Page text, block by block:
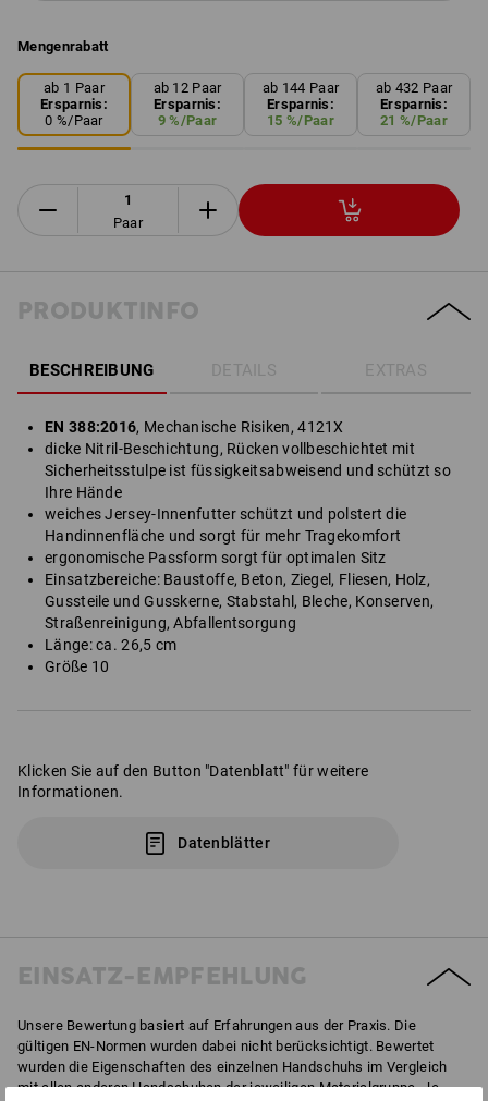
Mengenrabatt
ab 1 Paar
Ersparnis:
0 %/Paar
ab 12 Paar
Ersparnis:
9 %/Paar
ab 144 Paar
Ersparnis:
15 %/Paar
ab 432 Paar
Ersparnis:
21 %/Paar
Paar
PRODUKTINFO
BESCHREIBUNG DETAILS EXTRAS
EN 388:2016, Mechanische Risiken, 4121X
dicke Nitril-Beschichtung, Rücken vollbeschichtet mit
Sicherheitsstulpe ist füssigkeitsabweisend und schützt so
Ihre Hände
weiches Jersey-Innenfutter schützt und polstert die
Handinnenfläche und sorgt für mehr Tragekomfort
ergonomische Passform sorgt für optimalen Sitz
Einsatzbereiche: Baustoffe, Beton, Ziegel, Fliesen, Holz,
Gussteile und Gusskerne, Stabstahl, Bleche, Konserven,
Straßenreinigung, Abfallentsorgung
Länge: ca. 26,5 cm
Größe 10
Klicken Sie auf den Button "Datenblatt" für weitere
Informationen.
Datenblätter
EINSATZ-EMPFEHLUNG
Unsere Bewertung basiert auf Erfahrungen aus der Praxis. Die
gültigen EN-Normen wurden dabei nicht berücksichtigt. Bewertet
wurden die Eigenschaften des einzelnen Handschuhs im Vergleich
mit allen anderen Handschuhen der jeweiligen Materialgruppe. Je